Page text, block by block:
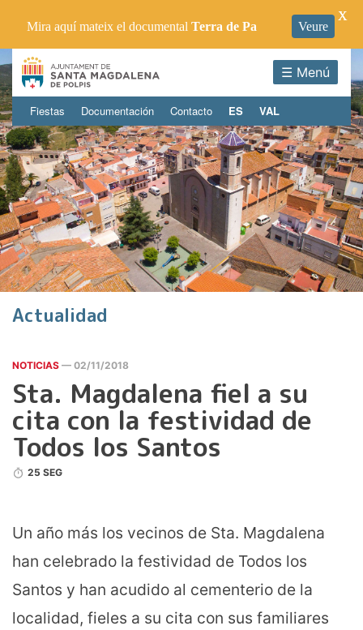
☰ Menú
Fiestas Documentación Contacto ES VAL
Actualidad
NOTICIAS — 02/11/2018
Sta. Magdalena fiel a su
cita con la festividad de
Todos los Santos
25 SEG
Un año más los vecinos de Sta. Magdalena
han celebrado la festividad de Todos los
Santos y han acudido al cementerio de la
localidad, fieles a su cita con sus familiares
Mira aquí mateix el documental Terra de Pa Veure
X